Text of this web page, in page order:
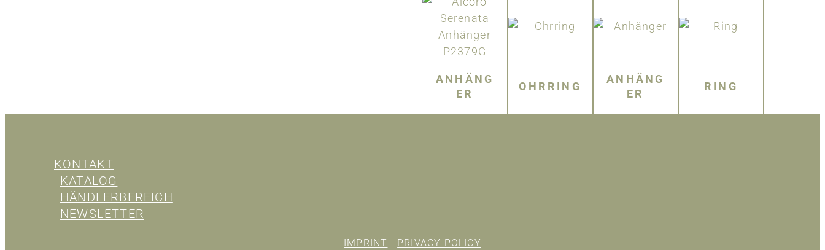
ANHÄNG
ER
OHRRING
ANHÄNG
ER
RING
KONTAKT
KATALOG
HÄNDLERBEREICH
NEWSLETTER
IMPRINT PRIVACY POLICY